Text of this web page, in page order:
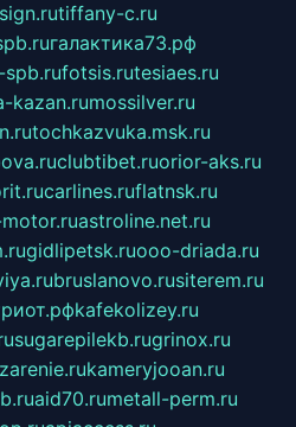
tiffany-c.ru
галактика73.рф
fotsis.rutesiaes.ru
kazan.rumossilver.ru
tochkazvuka.msk.ru
clubtibet.ruorior-aks.ru
carlines.ruflatnsk.ru
astroline.net.ru
gidlipetsk.ruooo-driada.ru
bruslanovo.rusiterem.ru
kafekolizey.ru
sugarepilekb.rugrinox.ru
kameryjooan.ru
aid70.rumetall-perm.ru